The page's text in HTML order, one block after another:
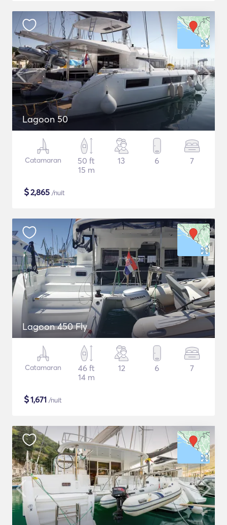
Lagoon 50
Catamaran
50 ft
15 m
13 6 7
$2,865 /nuit
Lagoon 450 Fly
Catamaran
46 ft
14 m
12 6 7
$1,671 /nuit